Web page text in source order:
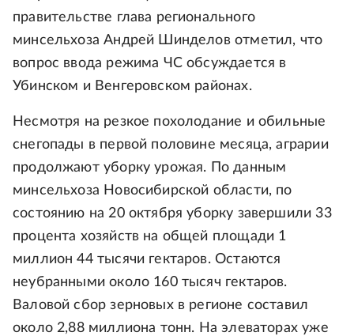
правительстве глава регионального
минсельхоза Андрей Шинделов отметил, что
вопрос ввода режима ЧС обсуждается в
Убинском и Венгеровском районах.
Несмотря на резкое похолодание и обильные
снегопады в первой половине месяца, аграрии
продолжают уборку урожая. По данным
минсельхоза Новосибирской области, по
состоянию на 20 октября уборку завершили 33
процента хозяйств на общей площади 1
миллион 44 тысячи гектаров. Остаются
неубранными около 160 тысяч гектаров.
Валовой сбор зерновых в регионе составил
около 2,88 миллиона тонн. На элеваторах уже